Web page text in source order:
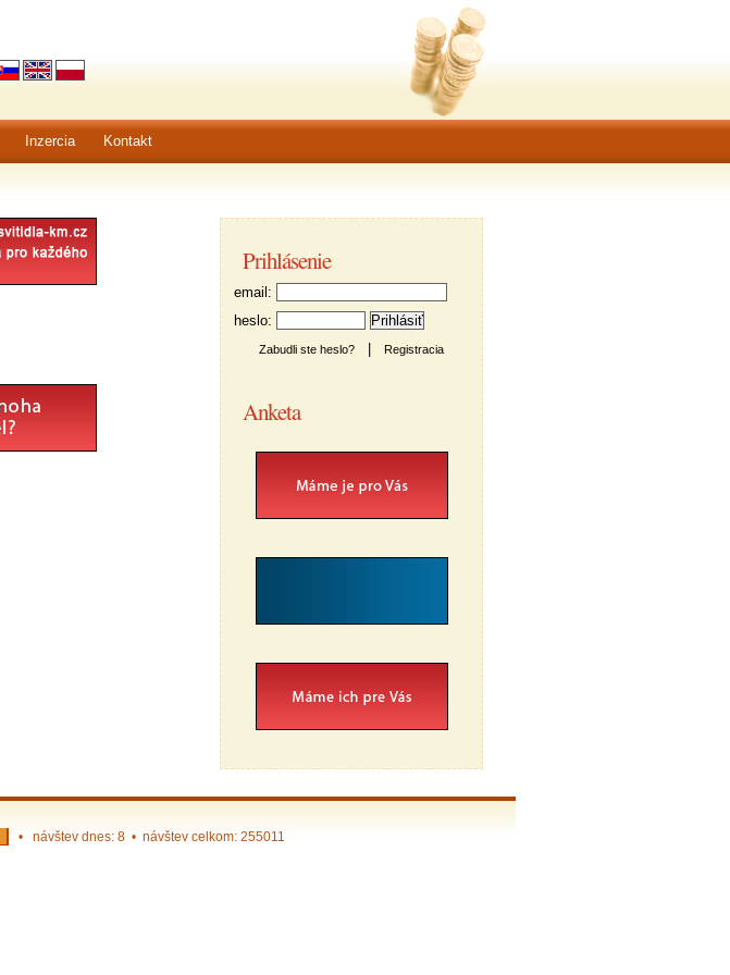
Inzercia Kontakt
Prihlásenie
email:
heslo:
Zabudli ste heslo? Registracia
Anketa
• návštev dnes: 8 • návštev celkom: 255011